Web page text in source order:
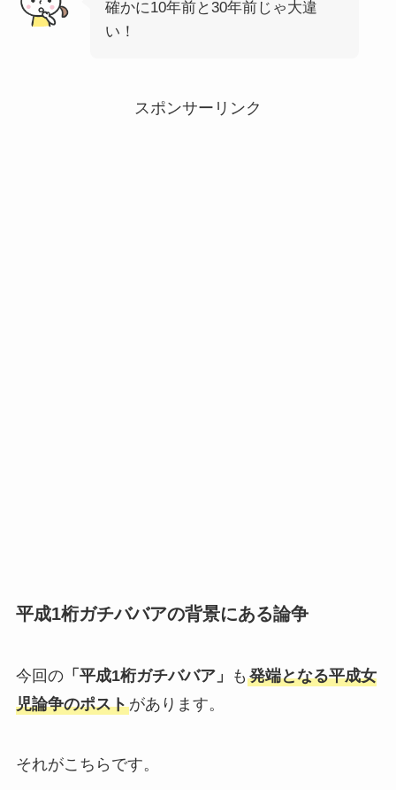
確かに10年前と30年前じゃ大違
い！
スポンサーリンク
平成1桁ガチババアの背景にある論争
今回の「平成1桁ガチババア」 も 発端となる平成女
児論争のポストがあります。
それがこちらです。